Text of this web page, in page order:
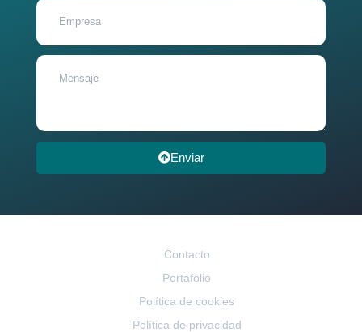
Enviar
Contacto
Portafolio
Política de cookies
Política de privacidad